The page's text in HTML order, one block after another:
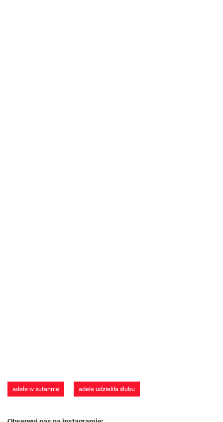
adele w sutannie adele udzieliła ślubu